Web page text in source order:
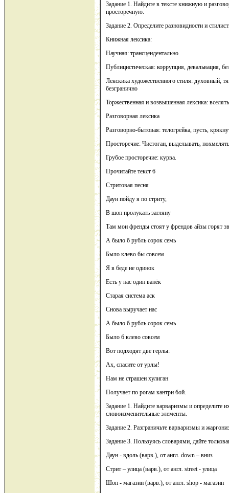
Задание 1. Найдите в тексте книжную и
просторечную.
Задание 2. Определите разновидности и
Книжная лексика:
Научная: трансцендентально
Публицистическая: коррупция, девальвация,
Лекскика художественного стиля: духовный,
безгранично
Торжественная и возвышенная лексика:
Разговорная лексика
Разговорно-бытовая: телогрейка, пусть,
Просторечие: Чистоган, выделывать,
Грубое просторечие: курва.
Прочитайте текст 6
Стритовая песня
Даун пойду я по стриту,
В шоп пролукать загляну
Там мои френды стоят у френдов айзы горят
А было б рубль сорок семь
Было клево бы совсем
Я в беде не одинок
Есть у нас один ванёк
Старая система аск
Снова выручает нас
А было б рубль сорок семь
Было б клево совсем
Вот подходят две герлы:
Ах, спасите от урлы!
Нам не страшен хулиган
Получает по рогам кантри бой.
Задание 1. Найдите варваризмы и определите
словоизменительные элементы.
Задание 2. Разграничьте варваризмы и
Задание 3. Пользуясь словарями, дайте
Даун - вдоль (варв.), от англ. down – вниз
Стрит – улица (варв.), от англ. street - улица
Шоп - магазин (варв.), от англ. shop - магазин